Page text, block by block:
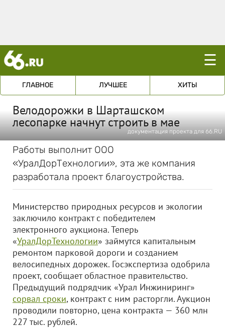
☰
ГЛАВНОЕ ЛУЧШЕЕ ХИТЫ
Велодорожки в Шарташском
лесопарке начнут строить в мае
документация проекта для 66.RU
Работы выполнит ООО
«УралДорТехнологии», эта же компания
разработала проект благоустройства.
Министерство природных ресурсов и экологии
заключило контракт с победителем
электронного аукциона. Теперь
«УралДорТехнологии» займутся капитальным
ремонтом парковой дороги и созданием
велосипедных дорожек. Госэкспертиза одобрила
проект, сообщает областное правительство.
Предыдущий подрядчик «Урал Инжиниринг»
сорвал сроки, контракт с ним расторгли. Аукцион
проводили повторно, цена контракта — 360 млн
227 тыс. рублей.